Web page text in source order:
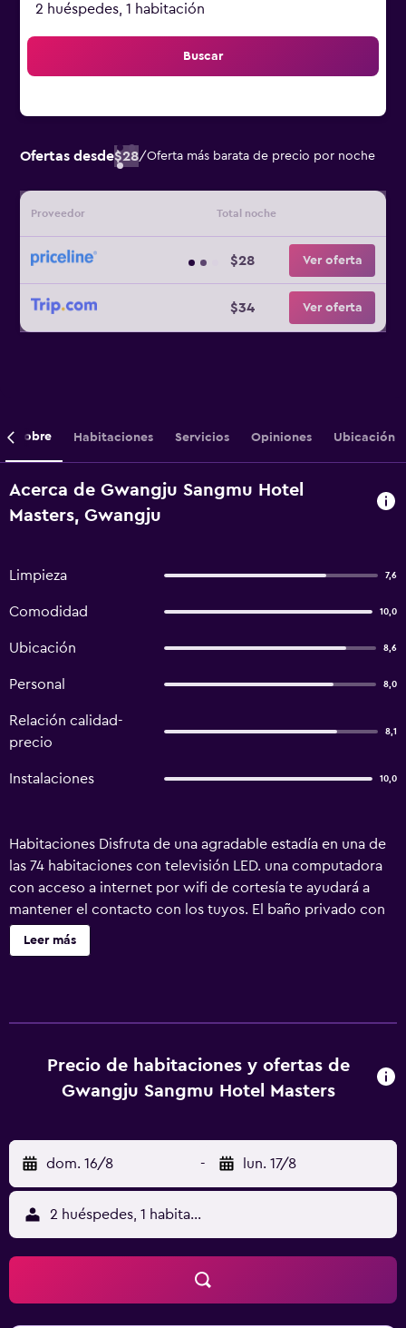
2 huéspedes, 1 habitación
Buscar
Ofertas desde$28/Oferta más barata de precio por noche
Proveedor Total noche
$28 Ver oferta
$34 Ver oferta
Sobre Habitaciones Servicios Opiniones Ubicación
Acerca de Gwangju Sangmu Hotel
Masters, Gwangju
Limpieza 7,6
Comodidad 10,0
Ubicación 8,6
Personal 8,0
Relación calidad-
precio
8,1
Instalaciones 10,0
Habitaciones Disfruta de una agradable estadía en una de
las 74 habitaciones con televisión LED. una computadora
con acceso a internet por wifi de cortesía te ayudará a
mantener el contacto con los tuyos. El baño privado con
ducha dispone de artículos de tocador gratuitos y bidet.
Las comodidades incluyen botella de agua de cortesía y
encuentra a cinco minutos en auto de Uncheon Reservoir
y Parque de la Memoria 18-5. Hospédate en este hotel y
Gwangju-Kia Champion Field. Para Comer Tienes un
restaurante y una cafetería a tu disposición para comer
algo en este hotel. Y para darle el punto final a tu día de la
mejor forma, tómate un refrescante cocktail en el Bar.
Todos los días se sirve un desayuno buffet con cargo.
Cargos Opcionales Los siguientes cargos y depósitos se
pagan directamente en el establecimiento al recibir el
servicio, en el check-in o en el check-out. Cargo por
desayuno buffet: KRW 27500 por persona
Leer más
Precio de habitaciones y ofertas de
Gwangju Sangmu Hotel Masters
dom. 16/8 - lun. 17/8
2 huéspedes, 1 habitación